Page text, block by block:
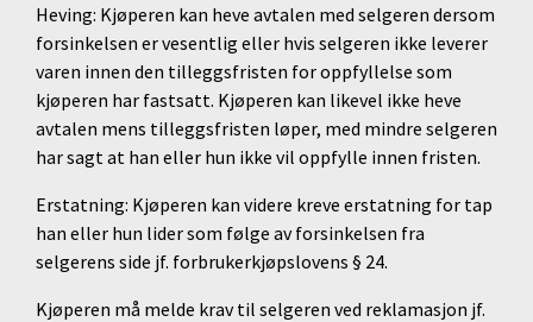
Heving: Kjøperen kan heve avtalen med selgeren dersom
forsinkelsen er vesentlig eller hvis selgeren ikke leverer
varen innen den tilleggsfristen for oppfyllelse som
kjøperen har fastsatt. Kjøperen kan likevel ikke heve
avtalen mens tilleggsfristen løper, med mindre selgeren
har sagt at han eller hun ikke vil oppfylle innen fristen.
Erstatning: Kjøperen kan videre kreve erstatning for tap
han eller hun lider som følge av forsinkelsen fra
selgerens side jf. forbrukerkjøpslovens § 24.
Kjøperen må melde krav til selgeren ved reklamasjon jf.